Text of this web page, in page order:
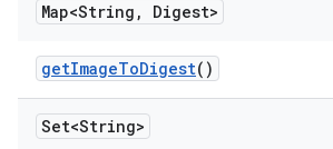
Map<String , Digest>
getImageToDigest()
Set<String>